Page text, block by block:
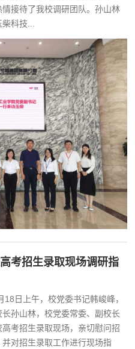
接待了我校调研团队。孙山林
科技...
考招生录取现场调研指
日上午，校党委书记韩峻峰，
孙山林，校党委常委、副校长
考招生录取现场，亲切慰问招
对招生录取工作进行现场指